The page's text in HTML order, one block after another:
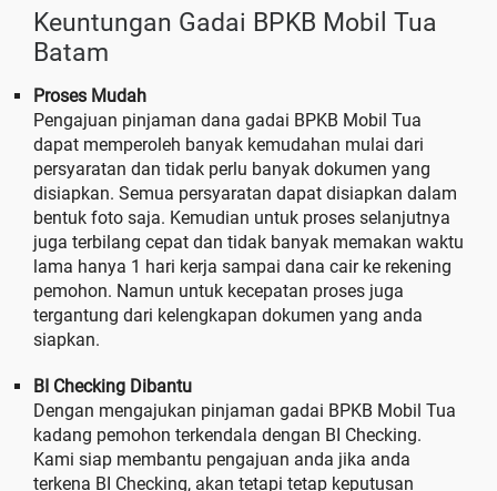
Keuntungan Gadai BPKB Mobil Tua
Batam
Proses Mudah
Pengajuan pinjaman dana gadai BPKB Mobil Tua
dapat memperoleh banyak kemudahan mulai dari
persyaratan dan tidak perlu banyak dokumen yang
disiapkan. Semua persyaratan dapat disiapkan dalam
bentuk foto saja. Kemudian untuk proses selanjutnya
juga terbilang cepat dan tidak banyak memakan waktu
lama hanya 1 hari kerja sampai dana cair ke rekening
pemohon. Namun untuk kecepatan proses juga
tergantung dari kelengkapan dokumen yang anda
siapkan.
BI Checking Dibantu
Dengan mengajukan pinjaman gadai BPKB Mobil Tua
kadang pemohon terkendala dengan BI Checking.
Kami siap membantu pengajuan anda jika anda
terkena BI Checking, akan tetapi tetap keputusan